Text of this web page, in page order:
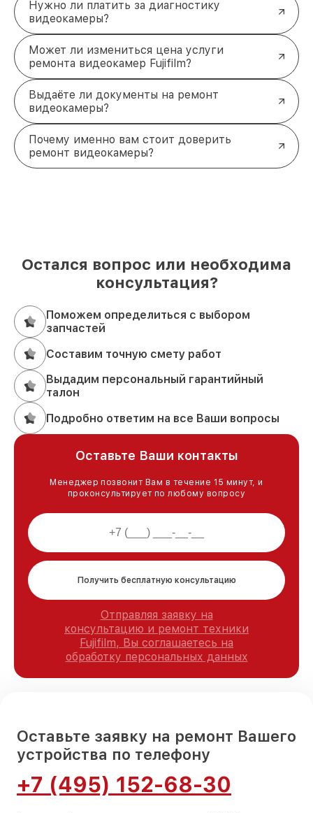
Fujifilm
Обратитесь за профессиональной помощью, чтобы
вернуть своей видеокамере Fujifilm полную
функциональность. Специалисты выполнят
ремонт в соответствии с высокими стандартами
качества. Позвоните нам по телефону +7 (495)
152-68-30 или посетите наш сервисный центр по
адресу улица Сущёвский Вал, 5с1.
Нужно ли платить за диагностику
видеокамеры?
Может ли измениться цена услуги
ремонта видеокамер Fujifilm?
Выдаёте ли документы на ремонт
видеокамеры?
Почему именно вам стоит доверить
ремонт видеокамеры?
Остался вопрос или необходима
консультация?
Поможем определиться с выбором
запчастей
Составим точную смету работ
Выдадим персональный гарантийный
талон
Подробно ответим на все Ваши вопросы
Оставьте Ваши контакты
Менеджер позвонит Вам в течение 15 минут, и
проконсультирует по любому вопросу
Получить бесплатную консультацию
Отправляя заявку на
консультацию и ремонт техники
Fujifilm, Вы соглашаетесь на
обработку персональных данных
Оставьте заявку на ремонт Вашего
устройства по телефону
+7 (495) 152-68-30